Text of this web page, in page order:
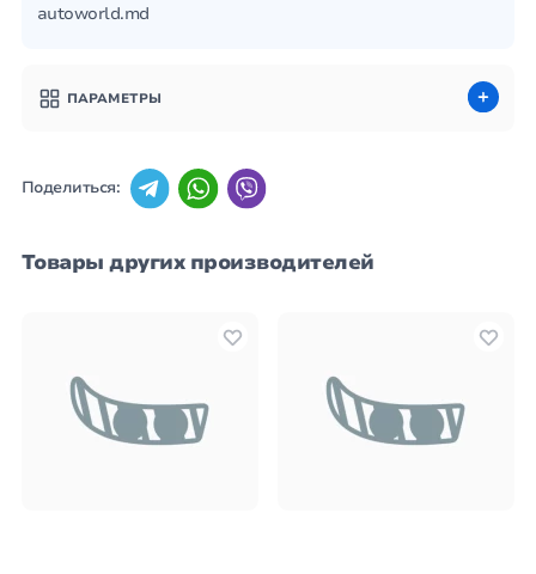
autoworld.md
ПАРАМЕТРЫ
Поделиться:
Товары других производителей